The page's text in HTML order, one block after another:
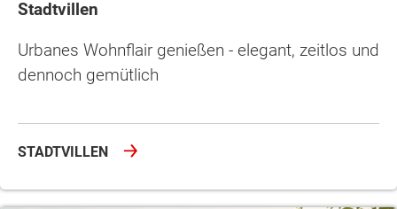
Stadtvillen
Urbanes Wohnflair genießen - elegant, zeitlos und
dennoch gemütlich
STADTVILLEN